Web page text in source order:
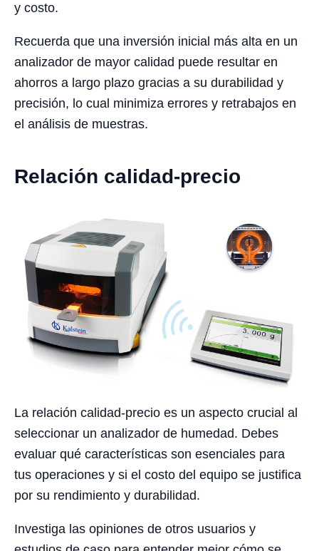
y costo.
Recuerda que una inversión inicial más alta en un
analizador de mayor calidad puede resultar en
ahorros a largo plazo gracias a su durabilidad y
precisión, lo cual minimiza errores y retrabajos en
el análisis de muestras.
Relación calidad-precio
La relación calidad-precio es un aspecto crucial al
seleccionar un analizador de humedad. Debes
evaluar qué características son esenciales para
tus operaciones y si el costo del equipo se justifica
por su rendimiento y durabilidad.
Investiga las opiniones de otros usuarios y